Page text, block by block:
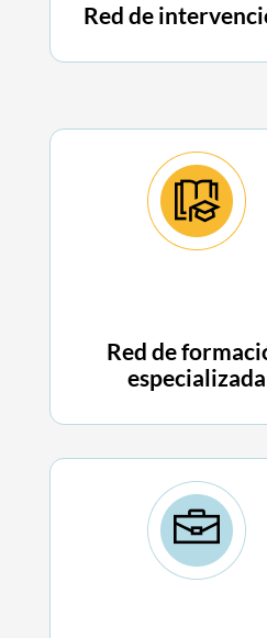
Red de
Red de
especializada